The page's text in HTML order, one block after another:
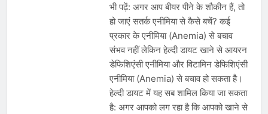
भी पढ़ें: अगर आप बीयर पीने के शौकीन हैं, तो
हो जाएं सतर्क एनीमिया से कैसे बचें? कई
प्रकार के एनीमिया (Anemia) से बचाव
संभव नहीं लेकिन हेल्दी डायट खाने से आयरन
डेफिशिएंसी एनीमिया और विटामिन डेफिशिएंसी
एनीमिया (Anemia) से बचाव हो सकता है।
हेल्दी डायट में यह सब शामिल किया जा सकता
है: अगर आपको लग रहा है कि आपको खाने से